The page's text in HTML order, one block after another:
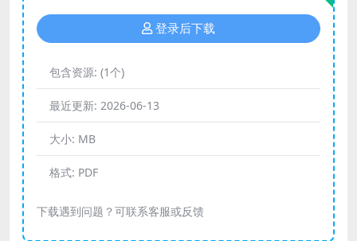
登录后下载
包含资源: (1个)
最近更新: 2026-06-13
大小: MB
格式: PDF
下载遇到问题？可联系客服或反馈